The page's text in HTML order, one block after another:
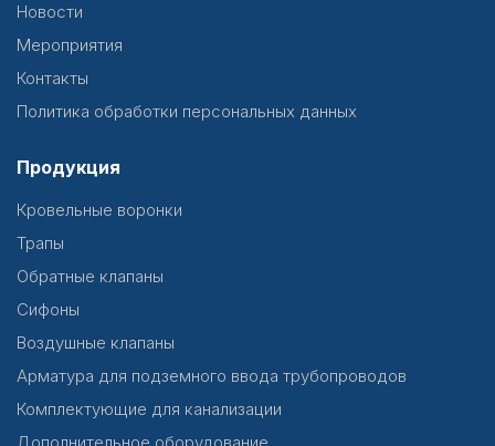
Новости
Мероприятия
Контакты
Политика обработки персональных данных
Продукция
Кровельные воронки
Трапы
Обратные клапаны
Сифоны
Воздушные клапаны
Арматура для подземного ввода трубопроводов
Комплектующие для канализации